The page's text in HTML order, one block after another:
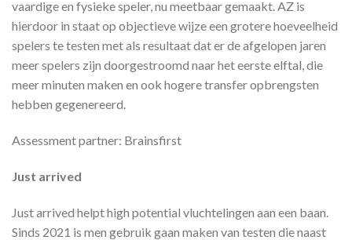
vaardige en fysieke speler, nu meetbaar gemaakt. AZ is
hierdoor in staat op objectieve wijze een grotere hoeveelheid
spelers te testen met als resultaat dat er de afgelopen jaren
meer spelers zijn doorgestroomd naar het eerste elftal, die
meer minuten maken en ook hogere transfer opbrengsten
hebben gegenereerd.
Assessment partner: Brainsfirst
Just arrived
Just arrived helpt high potential vluchtelingen aan een baan.
Sinds 2021 is men gebruik gaan maken van testen die naast